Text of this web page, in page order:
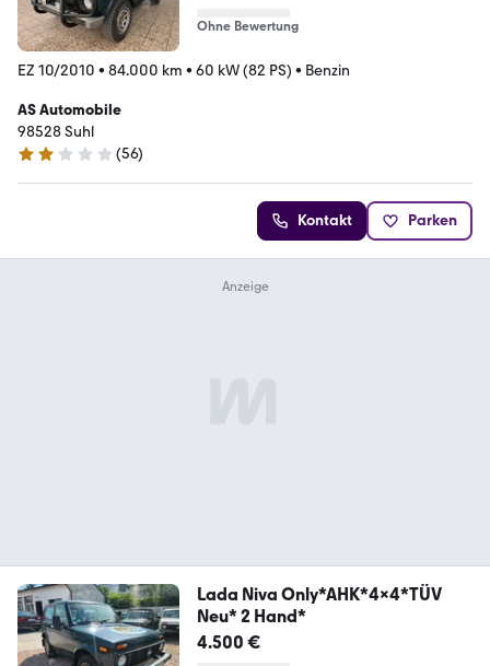
Ohne Bewertung
EZ 10/2010 • 84.000 km • 60 kW (82 PS) • Benzin
AS Automobile
98528 Suhl
2 Sterne
(56)
Kontakt Parken
Lada Niva Only*AHK*4x4*TÜV
Neu* 2 Hand*
4.500 €